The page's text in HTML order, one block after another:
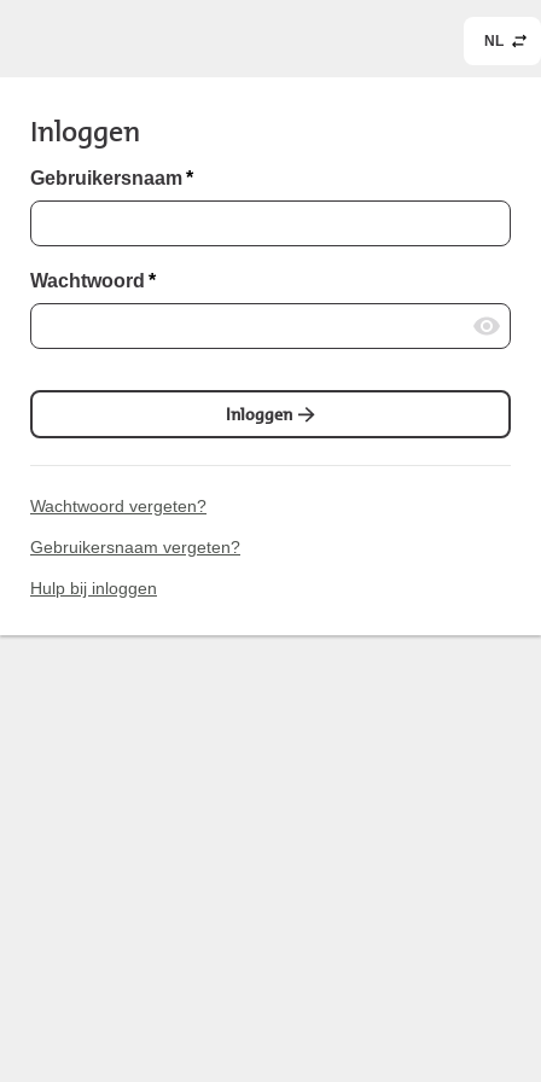
NL
Inloggen
Gebruikersnaam*
Wachtwoord *
Inloggen
Wachtwoord vergeten?
Gebruikersnaam vergeten?
Hulp bij inloggen